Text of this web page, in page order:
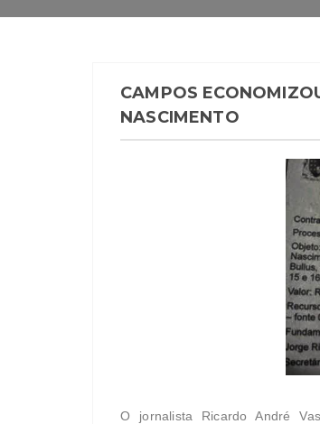
CAMPOS
NASCIMENTO
O jornalista Ricardo André